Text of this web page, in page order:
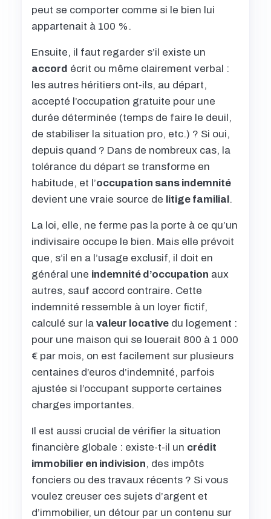
peut se comporter comme si le bien lui
appartenait à 100 %.
Ensuite, il faut regarder s’il existe un
accord écrit ou même clairement verbal :
les autres héritiers ont-ils, au départ,
accepté l’occupation gratuite pour une
durée déterminée (temps de faire le deuil,
de stabiliser la situation pro, etc.) ? Si oui,
depuis quand ? Dans de nombreux cas, la
tolérance du départ se transforme en
habitude, et l’occupation sans indemnité
devient une vraie source de litige familial.
La loi, elle, ne ferme pas la porte à ce qu’un
indivisaire occupe le bien. Mais elle prévoit
que, s’il en a l’usage exclusif, il doit en
général une indemnité d’occupation aux
autres, sauf accord contraire. Cette
indemnité ressemble à un loyer fictif,
calculé sur la valeur locative du logement :
pour une maison qui se louerait 800 à 1 000
€ par mois, on est facilement sur plusieurs
centaines d’euros d’indemnité, parfois
ajustée si l’occupant supporte certaines
charges importantes.
Il est aussi crucial de vérifier la situation
financière globale : existe-t-il un crédit
immobilier en indivision, des impôts
fonciers ou des travaux récents ? Si vous
voulez creuser ces sujets d’argent et
d’immobilier, un détour par un contenu sur